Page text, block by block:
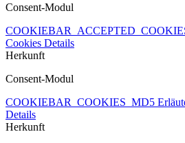
Consent-Modul
Cookies Details
Herkunft
Consent-Modul
COOKIEBAR_COOKIES_MD5
Details
Herkunft